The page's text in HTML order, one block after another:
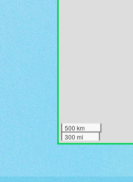
500 km
300 mi